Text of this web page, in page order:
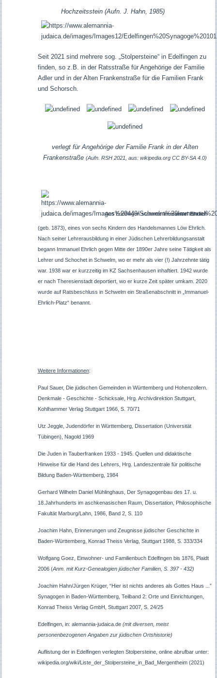
Hochzeitsstein (Aufn. J. Hahn, 1985)
Seit 2021 sind mehrere sog. „Stolpersteine“ in Edelfingen zu
finden, so z.B. in der Ratsstraße für Angehörige der Familie
Adler und in der Alten Frankenstraße für die Familien Frank
und Schorsch.
verlegt für Angehörige der Familie Frank in der Alten
Frankenstraße(Aufn. RSH 2021, aus: wikipedia.org CC BY-SA 4.0)
Aus Edelfingen stammteImmanuel Ehrlich
(geb. 1873), eines von sechs Kindern des Handelsmannes Löw Ehrlich.
Nach seiner Lehrerausbildung in einer Jüdischen Lehrerbildungsanstalt
begann Immanuel Ehrlich gegen Mitte der 1890er Jahre seine Tätigkeit als
Lehrer und Schochet in Schwelm, wo er mehr als vier (!) Jahrzehnte tätig
war. 1938 war er kurzzeitig im KZ Sachsenhausen inhaftiert. 1942 wurde
er nach Theresienstadt deportiert, wo er kurze Zeit später umkam. 2020
wurde auf Ratsbeschluss in Schwelm ein Straßenabschnitt in „Immanuel-
Ehrlich-Platz“ benannt.
Weitere Informationen:
Paul Sauer, Die jüdischen Gemeinden in Württemberg und Hohenzollern.
Denkmale - Geschichte - Schicksale, Hrg. Archivdirektion Stuttgart,
Kohlhammer Verlag Stuttgart 1966, S. 70/71
Utz Jeggle, Judendörfer in Württemberg, Dissertation (Universität
Tübingen), Nagold 1969
Die Juden in Tauberfranken 1933 - 1945. Quellen und didaktische
Hinweise für die Hand des Lehrers, Hrg. Landeszentrale für politische
Bildung Baden-Württemberg, 1984
Gerhard Wilhelm Daniel Mühlinghaus, Der Synagogenbau des 17. u.
18.Jahrhunderts im aschkenasischen Raum, Dissertation, Philosophische
Fakultät Marburg/Lahn, 1986, Band 2, S. 110
Joachim Hahn, Erinnerungen und Zeugnisse jüdischer Geschichte in
Baden-Württemberg, Konrad Theiss Verlag, Stuttgart 1988, S. 333/334
Wolfgang Goez,
Einwohner- und Familienbuch Edelfingen bis 1876, Plaidt
2006 (Anm. mit Kurz-Genealogien jüdischer Familien, S. 397 - 432)
Joachim Hahn/Jürgen Krüger, “Hier ist nichts anderes als Gottes Haus ...”
Synagogen in Baden-Württemberg, Teilband 2: Orte und Einrichtungen,
Konrad Theiss Verlag GmbH, Stuttgart 2007, S. 24/25
Edelfingen, in: alemannia-judaica.de (mit diversen, meist
personenbezogenen Angaben zur jüdischen Ortshistorie)
Auflistung der in Edelfingen verlegten Stolpersteine, online abrufbar unter:
wikipedia.org/wiki/Liste_der_Stolpersteine_in_Bad_Mergentheim (2021)